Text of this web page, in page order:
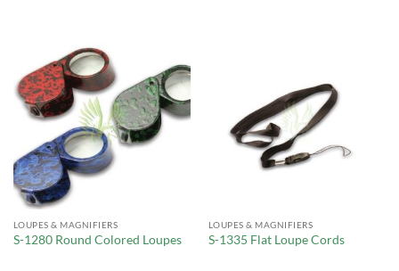
LOUPES & MAGNIFIERS
S-1280 Round Colored Loupes
LOUPES & MAGNIFIERS
S-1335 Flat Loupe Cords